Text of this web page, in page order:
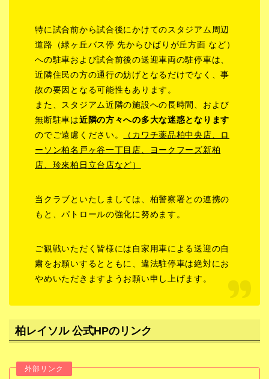
特に試合前から試合後にかけてのスタジアム周辺
道路（緑ヶ丘バス停 先からひばりが丘方面 など）
への駐車および試合前後の送迎車両の駐停車は、
近隣住民の方の通行の妨げとなるだけでなく、事
故の要因となる可能性もあります。
また、スタジアム近隣の施設への長時間、および
無断駐車は近隣の方々への多大な迷惑となります
のでご遠慮ください。
（カワチ薬品柏中央店、ロ
ーソン柏名戸ヶ谷一丁目店、ヨークフーズ新柏
店、珍來柏日立台店など）
当クラブといたしましては、柏警察署との連携の
もと、パトロールの強化に努めます。
ご観戦いただく皆様には自家用車による送迎の自
粛をお願いするとともに、違法駐停車は絶対にお
やめいただきますようお願い申し上げます。
柏レイソル 公式HPのリンク